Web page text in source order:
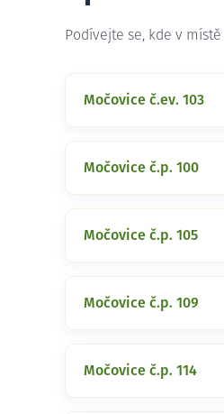
Podívejte se, kde v
Močovice č.ev. 103
Močovice č.p. 100
Močovice č.p. 105
Močovice č.p. 109
Močovice č.p. 114